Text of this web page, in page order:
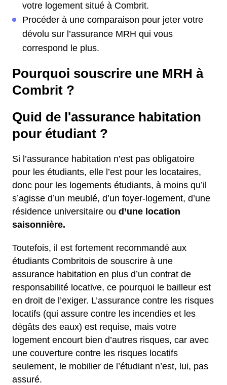
votre logement situé à Combrit.
Procéder à une comparaison pour jeter votre
dévolu sur l’assurance MRH qui vous
correspond le plus.
Pourquoi souscrire une MRH à
Combrit ?
Quid de l'assurance habitation
pour étudiant ?
Si l’assurance habitation n’est pas obligatoire
pour les étudiants, elle l’est pour les locataires,
donc pour les logements étudiants, à moins qu’il
s’agisse d’un meublé, d’un foyer-logement, d’une
résidence universitaire ou d’une location
saisonnière.
Toutefois, il est fortement recommandé aux
étudiants Combritois de souscrire à une
assurance habitation en plus d’un contrat de
responsabilité locative, ce pourquoi le bailleur est
en droit de l’exiger. L’assurance contre les risques
locatifs (qui assure contre les incendies et les
dégâts des eaux) est requise, mais votre
logement encourt bien d’autres risques, car avec
une couverture contre les risques locatifs
seulement, le mobilier de l’étudiant n’est, lui, pas
assuré.